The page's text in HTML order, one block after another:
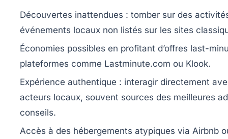
Découvertes inattendues : tomber sur des
événements locaux non listés sur les sites
Économies possibles en profitant d’offres last-
plateformes comme Lastminute.com ou Klook.
Expérience authentique : interagir directement
acteurs locaux, souvent sources des meilleures
conseils.
Accès à des hébergements atypiques via Airbnb